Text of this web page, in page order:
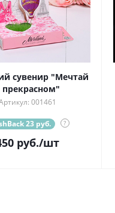
сувенир "Мечтай
прекрасном"
001461
23 руб. ?
руб./шт